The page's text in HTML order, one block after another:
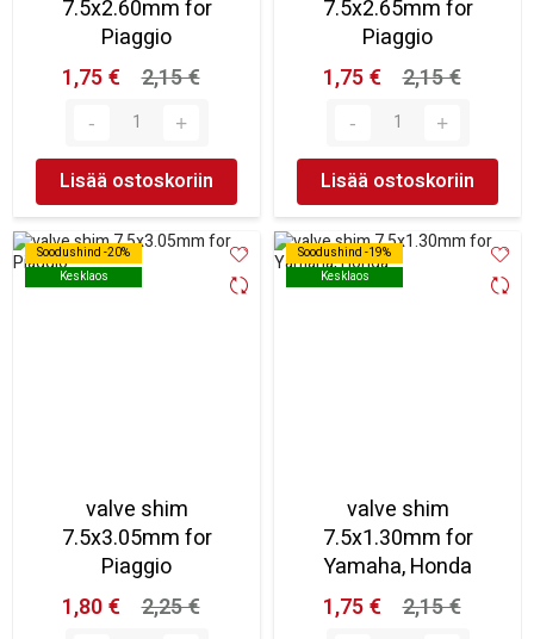
7.5x2.60mm for
Piaggio
1,75 €
2,15 €
Lisää ostoskoriin
7.5x2.65mm for
Piaggio
1,75 €
2,15 €
Lisää ostoskoriin
Soodushind -20%
Kesklaos
Soodushind -20%
Kesklaos
valve shim
7.5x3.05mm for
Piaggio
1,80 €
2,25 €
Soodushind -19%
Kesklaos
Soodushind -19%
Kesklaos
valve shim
7.5x1.30mm for
Yamaha, Honda
1,75 €
2,15 €